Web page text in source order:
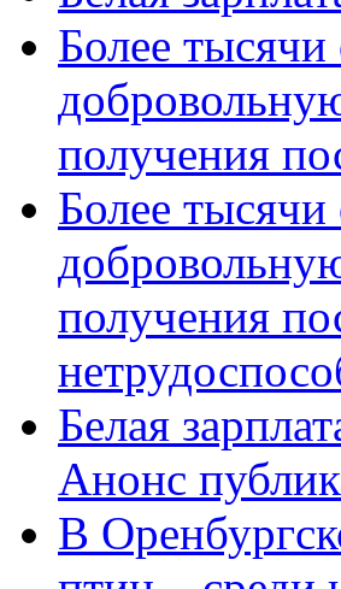
Более
получения
Более
получения
Белая
Анонс
В